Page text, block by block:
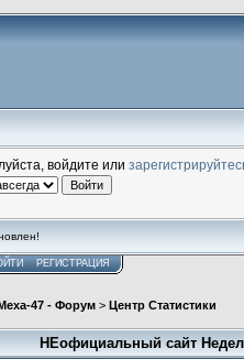
войдите или
РЕГИСТРАЦИЯ
47 - Форум > Центр Статистики
НЕофициальный сайт